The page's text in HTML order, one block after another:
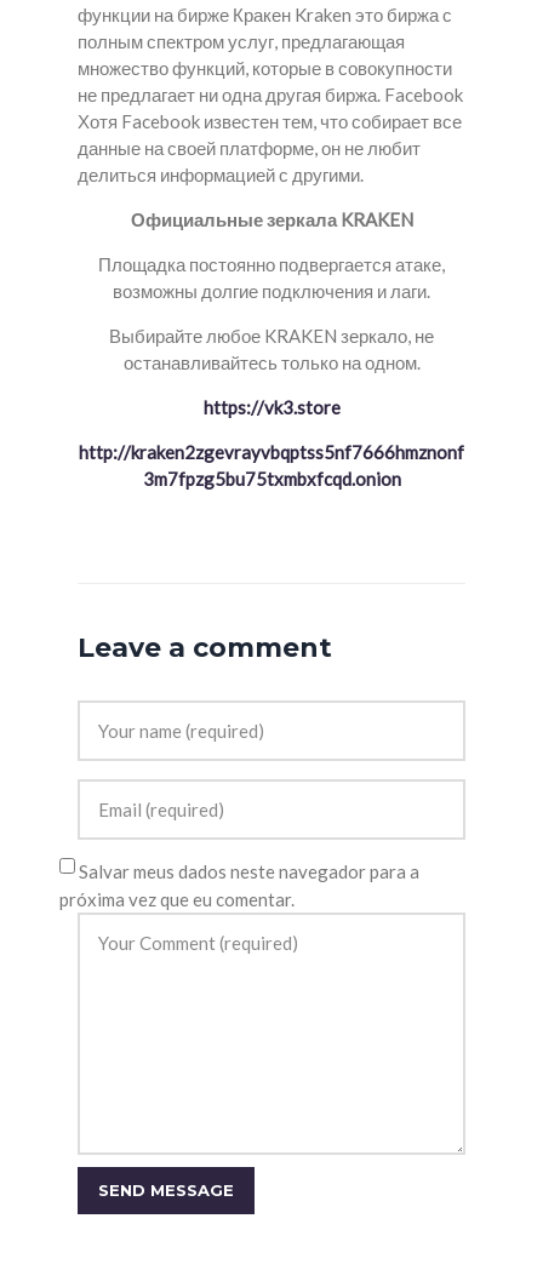
функции на бирже Кракен Kraken это биржа с
полным спектром услуг, предлагающая
множество функций, которые в совокупности
не предлагает ни одна другая биржа. Facebook
Хотя Facebook известен тем, что собирает все
данные на своей платформе, он не любит
делиться информацией с другими.
Официальные зеркала KRAKEN
Площадка постоянно подвергается атаке,
возможны долгие подключения и лаги.
Выбирайте любое KRAKEN зеркало, не
останавливайтесь только на одном.
https://vk3.store
http://kraken2zgevrayvbqptss5nf7666hmznonf
3m7fpzg5bu75txmbxfcqd.onion
Leave a comment
Salvar meus dados neste navegador para a
próxima vez que eu comentar.